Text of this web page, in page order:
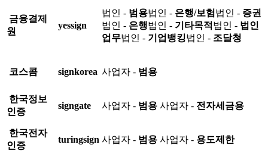
금융결제
원
yessign
법인 - 범용법인 - 은행/보험 법인 - 증권
법인 - 은행법인 - 기타목적 법인 - 법인
업무법인 - 기업뱅킹법인 - 조달청
코스콤 signkorea 사업자 - 범용
한국정보
인증
signgate 사업자 - 범용 사업자 - 전자세금용
한국전자
인증
turingsign 사업자 - 범용 사업자 - 용도제한